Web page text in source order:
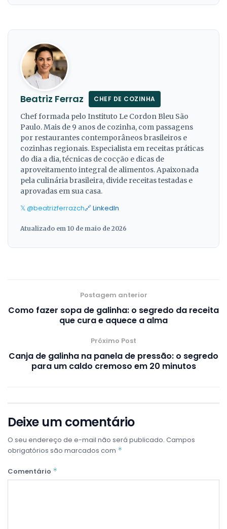
Beatriz Ferraz CHEF DE COZINHA
Chef formada pelo Instituto Le Cordon Bleu São
Paulo. Mais de 9 anos de cozinha, com passagens
por restaurantes contemporâneos brasileiros e
cozinhas regionais. Especialista em receitas práticas
do dia a dia, técnicas de cocção e dicas de
aproveitamento integral de alimentos. Apaixonada
pela culinária brasileira, divide receitas testadas e
aprovadas em sua casa.
𝕏 @beatrizferrazch🔗 LinkedIn
Atualizado em 10 de maio de 2026
Postagem anterior
Como fazer sopa de galinha: o segredo da receita
que cura e aquece a alma
Próximo Post
Canja de galinha na panela de pressão: o segredo
para um caldo cremoso em 20 minutos
Deixe um comentário
O seu endereço de e-mail não será publicado. Campos
obrigatórios são marcados com *
Comentário *